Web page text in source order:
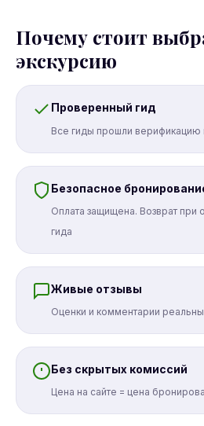
Почему стоит
экскурсию
Проверенный гид
Все гиды прошли верификацию
Безопасное
Оплата защищена. Возврат при
гида
Живые отзывы
Оценки и комментарии
Без скрытых комиссий
Цена на сайте = цена